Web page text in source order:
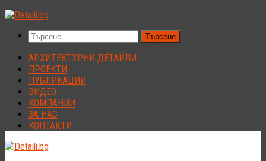
Към
Търсене
за:
АРХИТЕКТУРНИ ДЕТАЙЛИ
ПРОЕКТИ
ПУБЛИКАЦИИ
ВИДЕО
КОМПАНИИ
ЗА НАС
КОНТАКТИ